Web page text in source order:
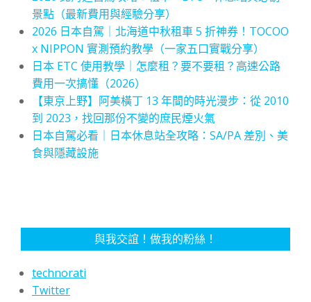
景點（最新費用與經驗分享）
2026 日本自駕｜北海道中秋租車 5 折神券！TOCOO
x NIPPON 實測預約教學（一家五口實戰分享）
日本 ETC 使用教學｜怎麼租？要不要租？高速公路
費用一次搞懂（2026）
【東京上野】阿美橫丁 13 年間的時光漫步：從 2010
到 2023，找回那份不變的庶民煙火氣
日本自駕必看｜日本休息站全攻略：SA/PA 差別、美
食與隱藏設施
與我交誼！做我的粉絲！
technorati
Twitter